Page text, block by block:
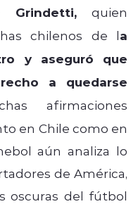
quien
chilenos de la
y aseguró que
a quedarse
afirmaciones
en Chile como en
aún analiza lo
de América,
oscuras del fútbol